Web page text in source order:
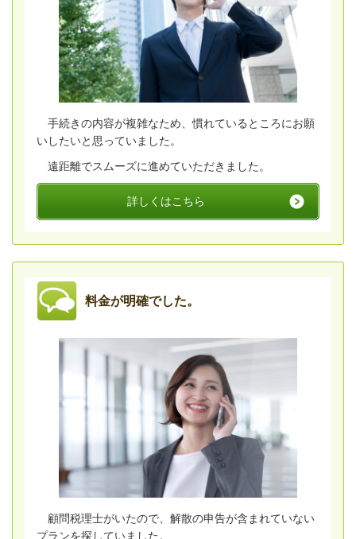
手続きの内容が複雑なため、慣れているところにお願
いしたいと思っていました。
遠距離でスムーズに進めていただきました。
詳しくはこちら
料金が明確でした。
顧問税理士がいたので、解散の申告が含まれていない
プランを探していました。